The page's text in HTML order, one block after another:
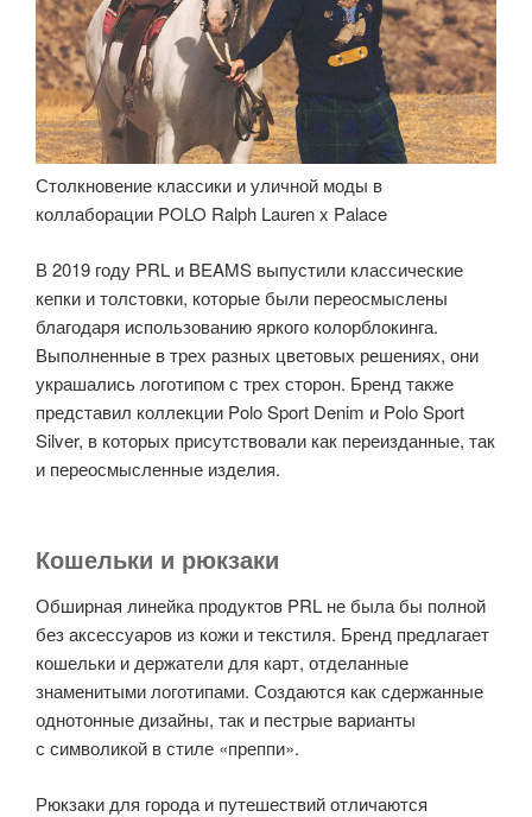
Столкновение классики и уличной моды в
коллаборации POLO Ralph Lauren x Palace
В 2019 году PRL и BEAMS выпустили классические
кепки и толстовки, которые были переосмыслены
благодаря использованию яркого колорблокинга.
Выполненные в трех разных цветовых решениях, они
украшались логотипом с трех сторон. Бренд также
представил коллекции Polo Sport Denim и Polo Sport
Silver, в которых присутствовали как переизданные, так
и переосмысленные изделия.
Кошельки и рюкзаки
Обширная линейка продуктов PRL не была бы полной
без аксессуаров из кожи и текстиля. Бренд предлагает
кошельки и держатели для карт, отделанные
знаменитыми логотипами. Создаются как сдержанные
однотонные дизайны, так и пестрые варианты
с символикой в стиле «преппи».
Рюкзаки для города и путешествий отличаются